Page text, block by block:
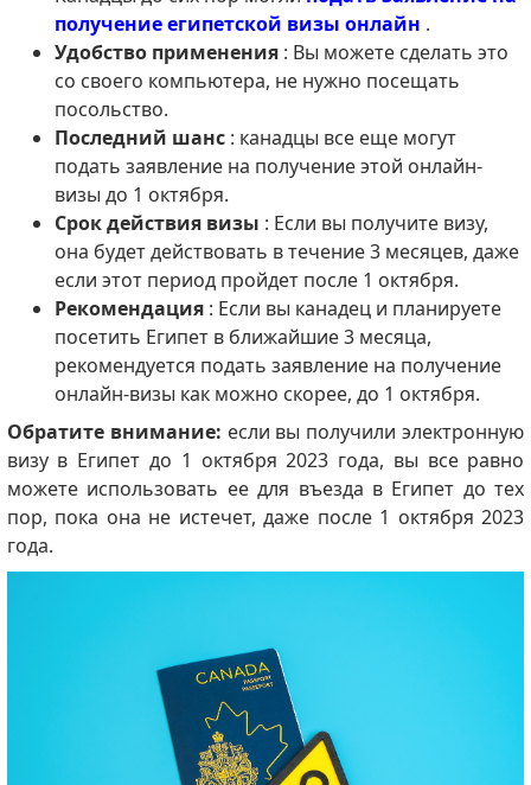
получение египетской визы онлайн .
Удобство применения: Вы можете сделать это
со своего компьютера, не нужно посещать
посольство.
Последний шанс: канадцы все еще могут
подать заявление на получение этой онлайн-
визы до 1 октября.
Срок действия визы : Если вы получите визу,
она будет действовать в течение 3 месяцев, даже
если этот период пройдет после 1 октября.
Рекомендация: Если вы канадец и планируете
посетить Египет в ближайшие 3 месяца,
рекомендуется подать заявление на получение
онлайн-визы как можно скорее, до 1 октября.
Обратите внимание: если вы получили электронную
визу в Египет до 1 октября 2023 года, вы все равно
можете использовать ее для въезда в Египет до тех
пор, пока она не истечет, даже после 1 октября 2023
года.